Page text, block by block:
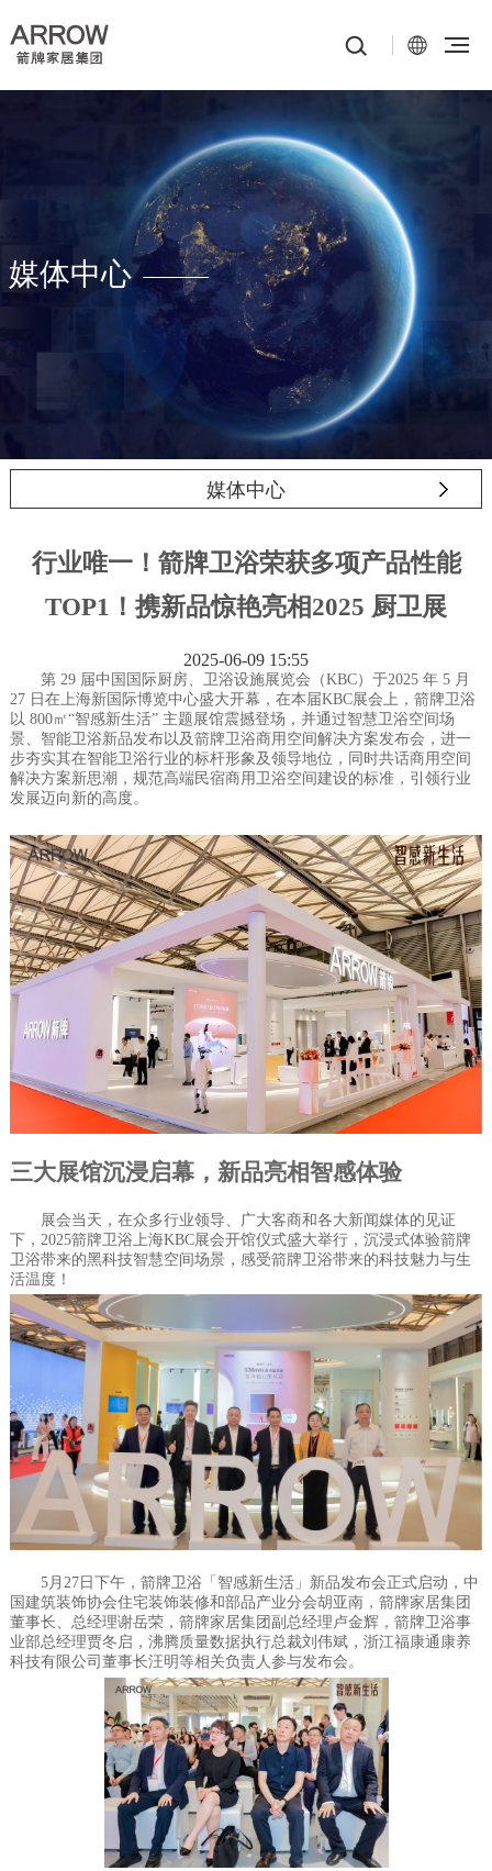
媒体中心
媒体中心
行业唯一！箭牌卫浴荣获多项产品性能
TOP1！携新品惊艳亮相2025 厨卫展
2025-06-09 15:55
第 29 届中国国际厨房、卫浴设施展览会（KBC）于2025 年 5 月
27 日在上海新国际博览中心盛大开幕，在本届KBC展会上，箭牌卫浴
以 800㎡“智感新生活” 主题展馆震撼登场，并通过智慧卫浴空间场
景、智能卫浴新品发布以及箭牌卫浴商用空间解决方案发布会，进一
步夯实其在智能卫浴行业的标杆形象及领导地位，同时共话商用空间
解决方案新思潮，规范高端民宿商用卫浴空间建设的标准，引领行业
发展迈向新的高度。
三大展馆沉浸启幕，新品亮相智感体验
展会当天，在众多行业领导、广大客商和各大新闻媒体的见证
下，2025箭牌卫浴上海KBC展会开馆仪式盛大举行，沉浸式体验箭牌
卫浴带来的黑科技智慧空间场景，感受箭牌卫浴带来的科技魅力与生
活温度！
5月27日下午，箭牌卫浴「智感新生活」新品发布会正式启动，中
国建筑装饰协会住宅装饰装修和部品产业分会胡亚南，箭牌家居集团
董事长、总经理谢岳荣，箭牌家居集团副总经理卢金辉，箭牌卫浴事
业部总经理贾冬启，沸腾质量数据执行总裁刘伟斌，浙江福康通康养
科技有限公司董事长汪明等相关负责人参与发布会。